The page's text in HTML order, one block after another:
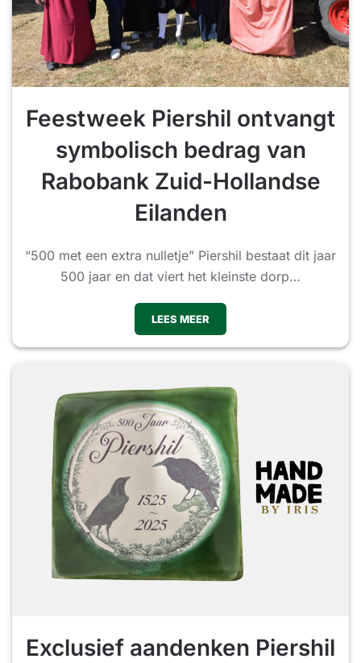
Feestweek Piershil ontvangt
symbolisch bedrag van
Rabobank Zuid-Hollandse
Eilanden
“500 met een extra nulletje” Piershil bestaat dit jaar
500 jaar en dat viert het kleinste dorp…
LEES MEER
Exclusief aandenken Piershil